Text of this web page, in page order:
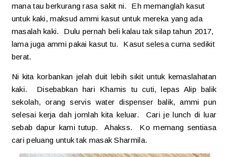
mana tau berkurang rasa sakit ni. Eh memanglah kasut
untuk kaki, maksud ammi kasut untuk mereka yang ada
masalah kaki. Dulu pernah beli kalau tak silap tahun 2017,
lama juga ammi pakai kasut tu. Kasut selesa cuma sedikit
berat.
Ni kita korbankan jelah duit lebih sikit untuk kemaslahatan
kaki. Disebabkan hari Khamis tu cuti, lepas Alip balik
sekolah, orang servis water dispenser balik, ammi pun
selesai kerja dah jomlah kita keluar. Cari je lunch di luar
sebab dapur kami tutup. Ahakss. Ko memang sentiasa
cari peluang untuk tak masak Sharmila.